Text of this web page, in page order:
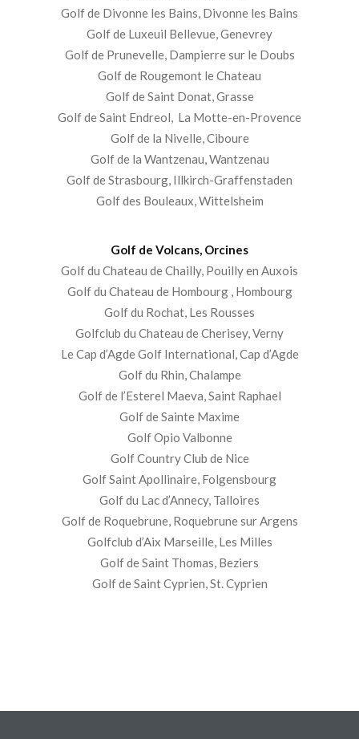
Golf de Divonne les Bains, Divonne les Bains
Golf de Luxeuil Bellevue, Genevrey
Golf de Prunevelle, Dampierre sur le Doubs
Golf de Rougemont le Chateau
Golf de Saint Donat, Grasse
Golf de Saint Endreol, La Motte-en-Provence
Golf de la Nivelle, Ciboure
Golf de la Wantzenau, Wantzenau
Golf de Strasbourg, Illkirch-Graffenstaden
Golf des Bouleaux, Wittelsheim
Golf de Volcans, Orcines
Golf du Chateau de Chailly, Pouilly en Auxois
Golf du Chateau de Hombourg , Hombourg
Golf du Rochat, Les Rousses
Golfclub du Chateau de Cherisey, Verny
Le Cap d’Agde Golf International, Cap d’Agde
Golf du Rhin, Chalampe
Golf de l’Esterel Maeva, Saint Raphael
Golf de Sainte Maxime
Golf Opio Valbonne
Golf Country Club de Nice
Golf Saint Apollinaire, Folgensbourg
Golf du Lac d’Annecy, Talloires
Golf de Roquebrune, Roquebrune sur Argens
Golfclub d’Aix Marseille, Les Milles
Golf de Saint Thomas, Beziers
Golf de Saint Cyprien, St. Cyprien